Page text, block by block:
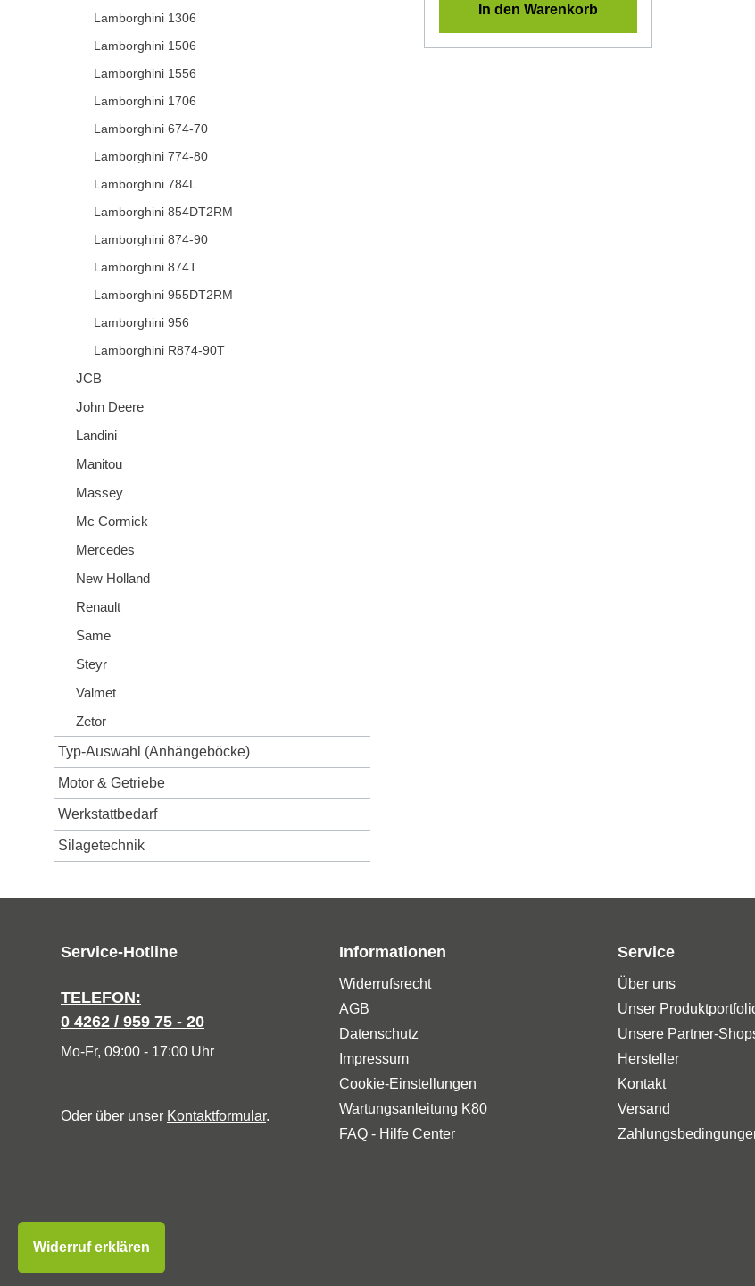
Lamborghini 1306
Lamborghini 1506
Lamborghini 1556
Lamborghini 1706
Lamborghini 674-70
Lamborghini 774-80
Lamborghini 784L
Lamborghini 854DT2RM
Lamborghini 874-90
Lamborghini 874T
Lamborghini 955DT2RM
Lamborghini 956
Lamborghini R874-90T
JCB
John Deere
Landini
Manitou
Massey
Mc Cormick
Mercedes
New Holland
Renault
Same
Steyr
Valmet
Zetor
Typ-Auswahl (Anhängeböcke)
Motor & Getriebe
Werkstattbedarf
Silagetechnik
In den Warenkorb
Service-Hotline
TELEFON:
0 4262 / 959 75 - 20
Mo-Fr, 09:00 - 17:00 Uhr
Oder über unser Kontaktformular.
Informationen
Widerrufsrecht
AGB
Datenschutz
Impressum
Cookie-Einstellungen
Wartungsanleitung K80
FAQ - Hilfe Center
Service
Über uns
Unser
Unsere Partner-
Hersteller
Kontakt
Versand
Widerruf erklären